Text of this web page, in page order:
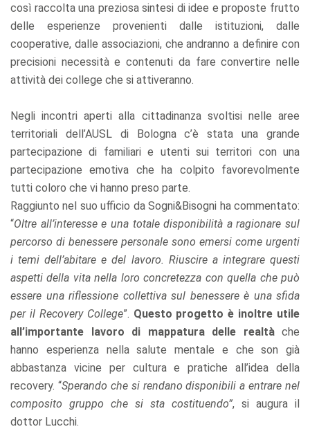
così raccolta una preziosa sintesi di idee e proposte frutto
delle esperienze provenienti dalle istituzioni, dalle
cooperative, dalle associazioni, che andranno a definire con
precisioni necessità e contenuti da fare convertire nelle
attività dei college che si attiveranno.
Negli incontri aperti alla cittadinanza svoltisi nelle aree
territoriali dell’AUSL di Bologna c’è stata una grande
partecipazione di familiari e utenti sui territori con una
partecipazione emotiva che ha colpito favorevolmente
tutti coloro che vi hanno preso parte.
Raggiunto nel suo ufficio da Sogni&Bisogni ha commentato:
“Oltre all’interesse e una totale disponibilità a ragionare sul
percorso di benessere personale sono emersi come urgenti
i temi dell’abitare e del lavoro. Riuscire a integrare questi
aspetti della vita nella loro concretezza con quella che può
essere una riflessione collettiva sul benessere è una sfida
per il Recovery College”. Questo progetto è inoltre utile
all’importante lavoro di mappatura delle realtàche
hanno esperienza nella salute mentale e che son già
abbastanza vicine per cultura e pratiche all’idea della
recovery. “Sperando che si rendano disponibili a entrare nel
composito gruppo che si sta costituendo”, si augura il
dottor Lucchi.